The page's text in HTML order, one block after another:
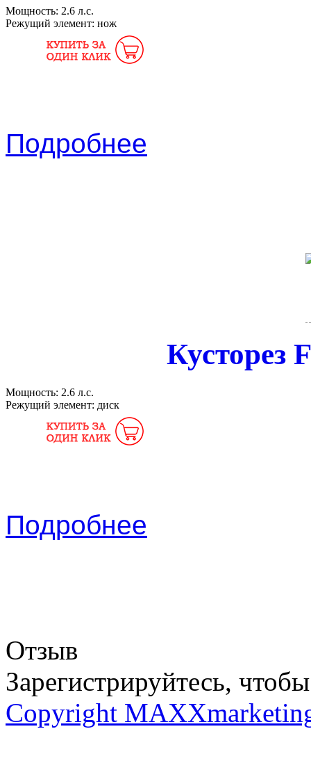
Мощность: 2.6 л.с.
Режущий элемент: нож
Подробнее
Кусторез
Мощность: 2.6 л.с.
Режущий элемент: диск
Подробнее
Отзыв
Зарегистрируйтесь,
Copyright